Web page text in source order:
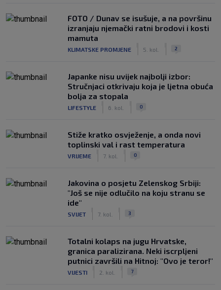
FOTO / Dunav se isušuje, a na površinu
izranjaju njemački ratni brodovi i kosti
mamuta
KLIMATSKE PROMJENE 5. kol. 2
Japanke nisu uvijek najbolji izbor:
Stručnjaci otkrivaju koja je ljetna obuća
bolja za stopala
LIFESTYLE 6. kol. 0
Stiže kratko osvježenje, a onda novi
toplinski val i rast temperatura
VRIJEME 7. kol. 0
Jakovina o posjetu Zelenskog Srbiji:
"Još se nije odlučilo na koju stranu se
ide"
SVIJET 7. kol. 3
Totalni kolaps na jugu Hrvatske,
granica paralizirana. Neki iscrpljeni
putnici završili na Hitnoj: "Ovo je teror!"
VIJESTI 2. kol. 7